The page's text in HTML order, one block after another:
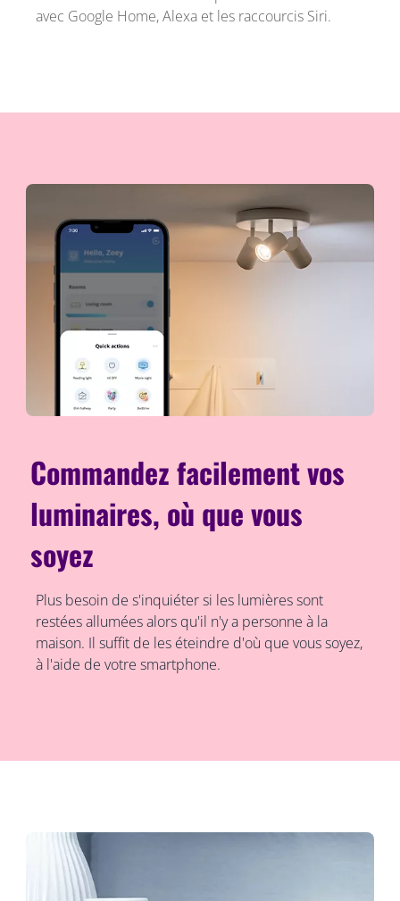
avec Google Home, Alexa et les raccourcis Siri.
Commandez facilement vos
luminaires, où que vous
soyez
Plus besoin de s'inquiéter si les lumières sont
restées allumées alors qu'il n'y a personne à la
maison. Il suffit de les éteindre d'où que vous soyez,
à l'aide de votre smartphone.